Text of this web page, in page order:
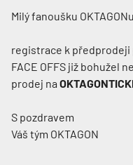
Milý fanoušku
registrace k předprodeji
FACE OFFS již bohužel
prodej na
S pozdravem
Váš tým OKTAGON